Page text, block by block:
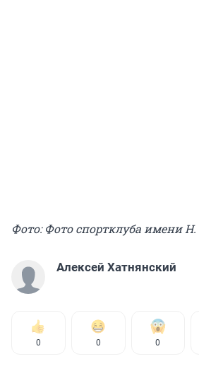
Фото: Фото спортклуба имени Н.
Алексей Хатнянский
0 0 0